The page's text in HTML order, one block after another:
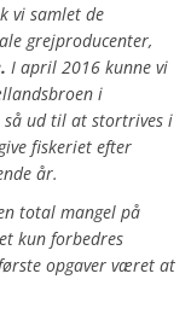
vi samlet de
grejproducenter,
. I april 2016 kunne vi
i
så ud til at stortrives i
fiskeriet efter
år.
total mangel på
kun forbedres
opgaver været at